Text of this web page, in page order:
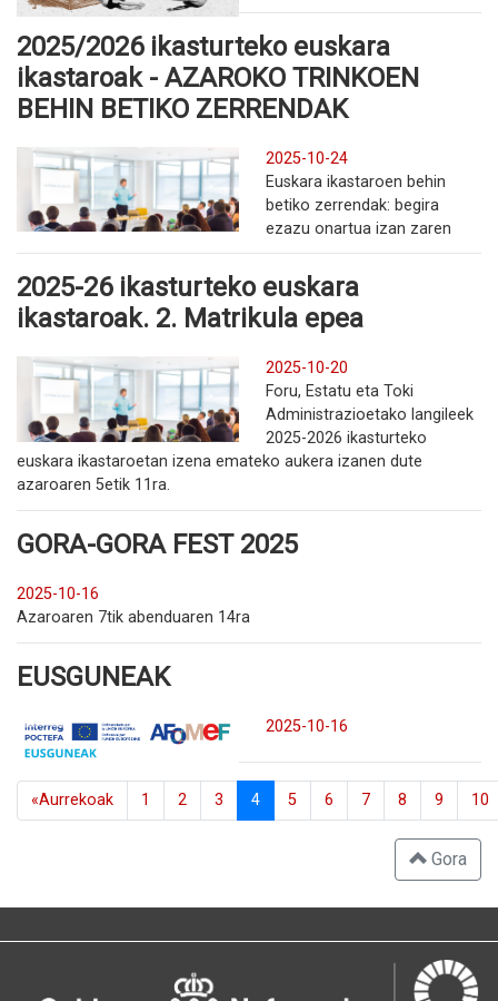
2025/2026 ikasturteko euskara
ikastaroak - AZAROKO TRINKOEN
BEHIN BETIKO ZERRENDAK
2025-10-24
Euskara ikastaroen behin
betiko zerrendak: begira
ezazu onartua izan zaren
2025-26 ikasturteko euskara
ikastaroak. 2. Matrikula epea
2025-10-20
Foru, Estatu eta Toki
Administrazioetako langileek
2025-2026 ikasturteko
euskara ikastaroetan izena emateko aukera izanen dute
azaroaren 5etik 11ra.
GORA-GORA FEST 2025
2025-10-16
Azaroaren 7tik abenduaren 14ra
EUSGUNEAK
2025-10-16
«Aurrekoak 1 2 3 4 5 6 7 8 9 10
Gora